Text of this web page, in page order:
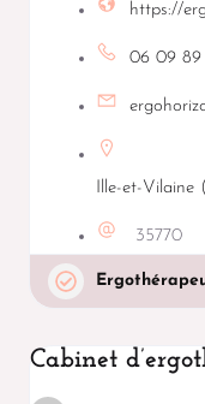
https://
06 09 89
Ille-et-Vilaine
35770
Cabinet